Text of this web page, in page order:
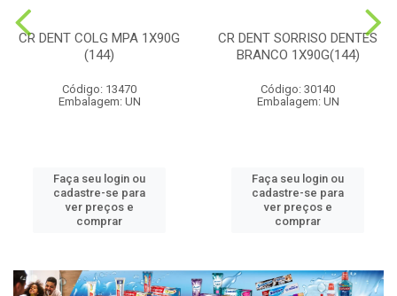
CR DENT COLG MPA 1X90G
(144)
Código: 13470
Embalagem: UN
Faça seu login ou
cadastre-se para
ver preços e
comprar
CR DENT SORRISO DENTES
BRANCO 1X90G(144)
Código: 30140
Embalagem: UN
Faça seu login ou
cadastre-se para
ver preços e
comprar